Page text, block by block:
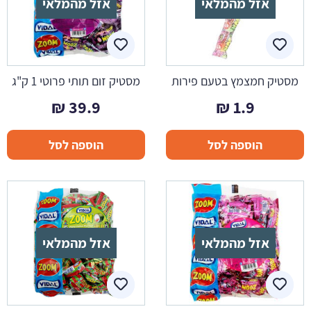
מסטיק חמצמץ בטעם פירות
1.9
₪
הוספה לסל
מסטיק זום תותי פרוטי 1 ק"ג
39.9
₪
הוספה לסל
אזל מהמלאי אזל מהמלאי